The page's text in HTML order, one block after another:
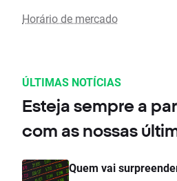
Horário de mercado
ÚLTIMAS NOTÍCIAS
Esteja sempre a
com as nossas
Quem vai